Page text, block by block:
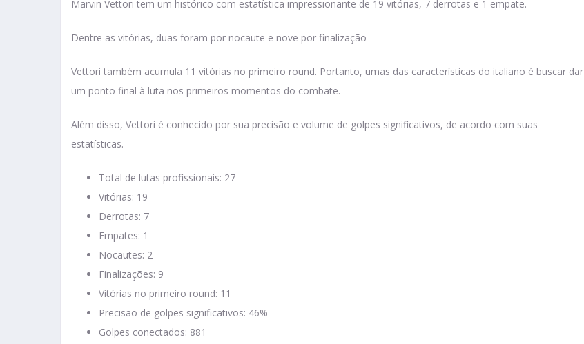
Marvin Vettori tem um histórico com estatística impressionante de 19 vitórias, 7 derrotas e 1 empate.
Dentre as vitórias, duas foram por nocaute e nove por finalização
Vettori também acumula 11 vitórias no primeiro round. Portanto, umas das características do italiano é buscar dar
um ponto final à luta nos primeiros momentos do combate.
Além disso, Vettori é conhecido por sua precisão e volume de golpes significativos, de acordo com suas
estatísticas.
Total de lutas profissionais: 27
Vitórias: 19
Derrotas: 7
Empates: 1
Nocautes: 2
Finalizações: 9
Vitórias no primeiro round: 11
Precisão de golpes significativos: 46%
Golpes conectados: 881